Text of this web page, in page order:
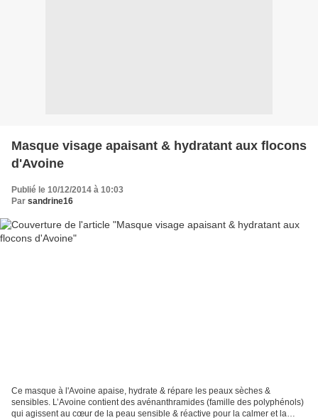
Masque visage apaisant & hydratant aux flocons
d'Avoine
Publié le 10/12/2014 à 10:03
Par sandrine16
Ce masque à l'Avoine apaise, hydrate & répare les peaux sèches &
sensibles. L’Avoine contient des avénanthramides (famille des polyphénols)
qui agissent au cœur de la peau sensible & réactive pour la calmer et la